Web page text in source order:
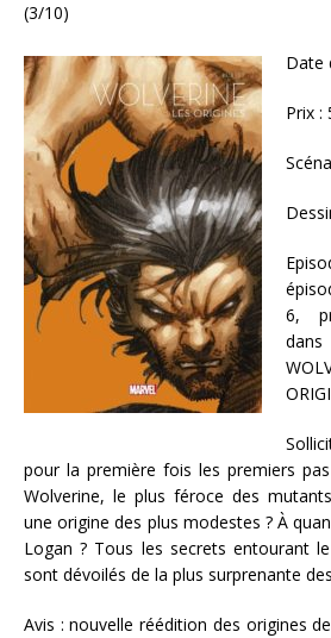
(3/10)
Date
Prix :
6,
pour la première fois les premiers
Wolverine, le plus féroce des
une origine des plus modestes ? À
Logan ? Tous les secrets entourant
sont dévoilés de la plus surprenante
Avis : nouvelle réédition des origines